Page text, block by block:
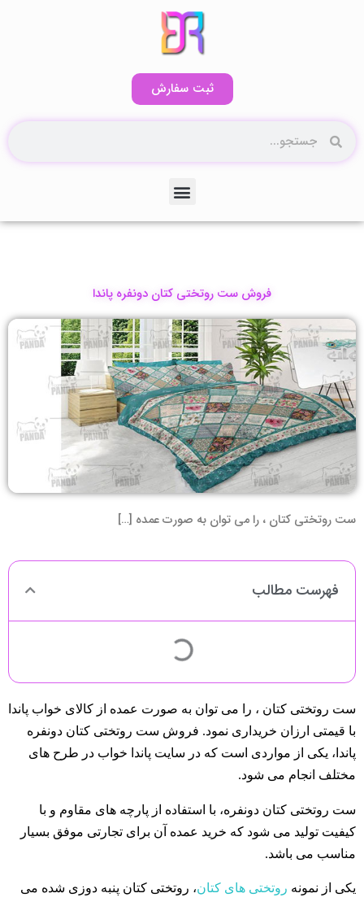
ثبت سفارش
جستجو
منو
فروش ست روتختی کتان دونفره پاندا
ست روتختی کتان ، را می توان به صورت عمده […]
فهرست مطالب
ست روتختی کتان ، را می توان به صورت عمده از کالای خواب پاندا
با قیمتی ارزان خریداری نمود. فروش ست روتختی کتان دونفره
پاندا، یکی از مواردی است که در سایت پاندا خواب در طرح های
مختلف انجام می شود.
ست روتختی کتان دونفره، با استفاده از پارچه های مقاوم و با
کیفیت تولید می شود که خرید عمده آن برای تجارتی موفق بسیار
مناسب می باشد.
یکی از نمونه روتختی های کتان، روتختی کتان پنبه دوزی شده می